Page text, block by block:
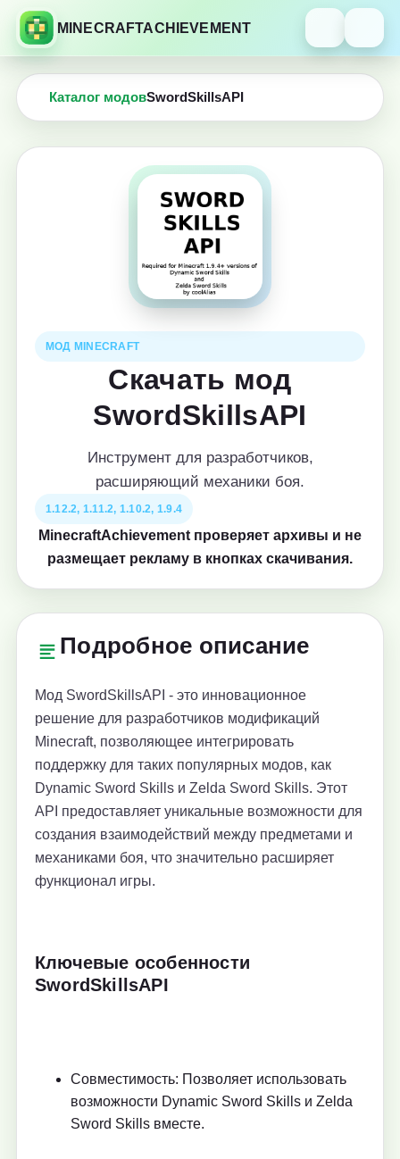
MINECRAFTACHIEVEMENT
Каталог модовSwordSkillsAPI
МОД MINECRAFT
Скачать мод
SwordSkillsAPI
Инструмент для разработчиков,
расширяющий механики боя.
1.12.2, 1.11.2, 1.10.2, 1.9.4
MinecraftAchievement проверяет архивы и не
размещает рекламу в кнопках скачивания.
Подробное описание
Мод SwordSkillsAPI - это инновационное
решение для разработчиков модификаций
Minecraft, позволяющее интегрировать
поддержку для таких популярных модов, как
Dynamic Sword Skills и Zelda Sword Skills. Этот
API предоставляет уникальные возможности для
создания взаимодействий между предметами и
механиками боя, что значительно расширяет
функционал игры.
Ключевые особенности
SwordSkillsAPI
Совместимость: Позволяет использовать
возможности Dynamic Sword Skills и Zelda
Sword Skills вместе.